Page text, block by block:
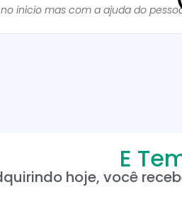
inicio mas com a ajuda do
E
hoje, você